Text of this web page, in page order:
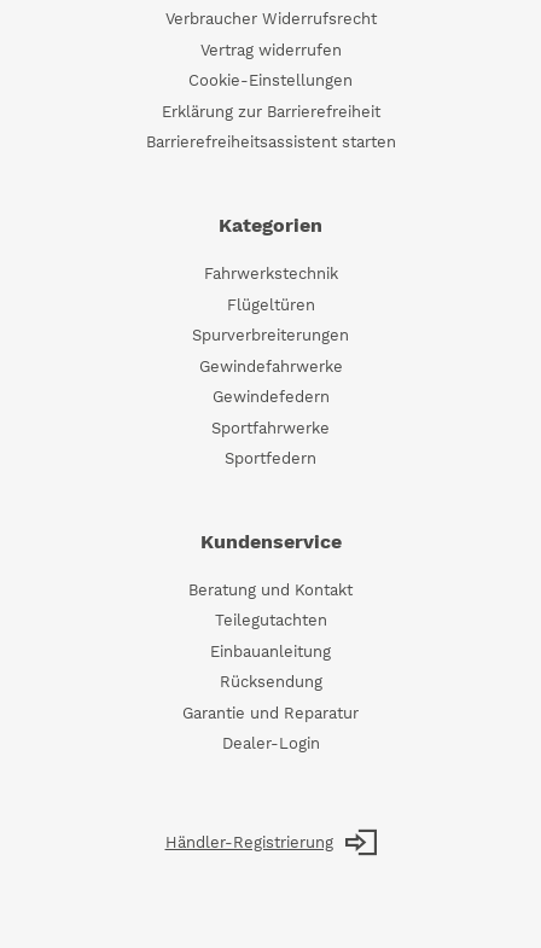
Verbraucher Widerrufsrecht
Vertrag widerrufen
Cookie-Einstellungen
Erklärung zur Barrierefreiheit
Barrierefreiheitsassistent starten
Kategorien
Fahrwerkstechnik
Flügeltüren
Spurverbreiterungen
Gewindefahrwerke
Gewindefedern
Sportfahrwerke
Sportfedern
Kundenservice
Beratung und Kontakt
Teilegutachten
Einbauanleitung
Rücksendung
Garantie und Reparatur
Dealer-Login
Händler-Registrierung